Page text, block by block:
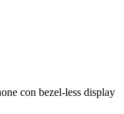
con bezel-less display